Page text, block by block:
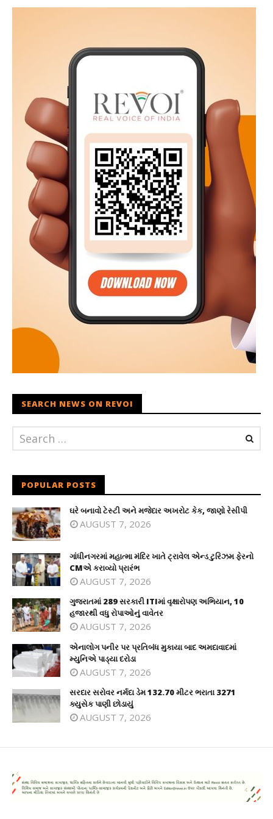
SEARCH NEWS ON REVOI
POPULAR POSTS
ઘરે બનાવો ટેસ્ટી અને મજેદાર અખરોટ કેક, જાણો રેસીપી
AUGUST 7, 2026
ગાંધીનગરમાં મહાત્મા મંદિર ખાતે ટ્રાવેલ એન્ડ ટુરિઝમ ફેરનો
CMએ કરાવ્યો પ્રારંભ
AUGUST 7, 2026
ગુજરાતમાં 289 સરકારી ITIમાં વૃક્ષારોપણ અભિયાન, 10
હજારથી વધુ રોપાઓનું વાવેતર
AUGUST 7, 2026
એનાલોગ પનીર પર પ્રતિબંધ મુકાયા બાદ અમદાવાદમાં
મ્યુનિએ પાડ્યા દરોડા
AUGUST 7, 2026
સરદાર સરોવર નર્મદા ડેમ 132.70 મીટર ભરાતા 3271
ક્યુસેક પાણી છોડાયું
AUGUST 7, 2026